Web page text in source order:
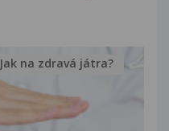
Jak na zdravá játra?